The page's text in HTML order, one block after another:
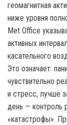
геомагнитная
ниже уровня
Met Office
активных
касательного
Это означает:
чувствительно
и стресс, лучше
день — контроль
«катастрофы».